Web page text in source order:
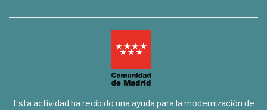
Esta actividad ha recibido una ayuda para la modernización de